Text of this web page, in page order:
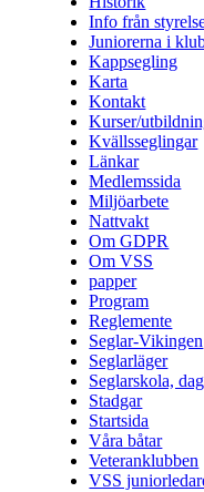
Info från
Juniorerna i
Kappsegling
Karta
Kontakt
Kurser/
Kvällsseglingar
Länkar
Medlemssida
Miljöarbete
Nattvakt
Om GDPR
Om VSS
papper
Program
Reglemente
Seglar-Vikingen
Seglarläger
Seglarskola,
Stadgar
Startsida
Våra båtar
Veteranklubben
VSS